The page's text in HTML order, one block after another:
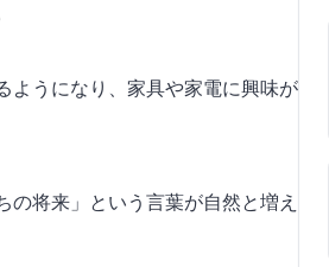
ようになり、家具や家電に興味が
の将来」という言葉が自然と増え